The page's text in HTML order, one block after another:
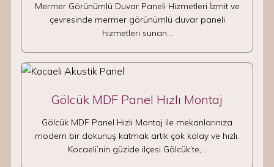
Mermer Görünümlü Duvar Paneli Hizmetleri İzmit ve
çevresinde mermer görünümlü duvar paneli
hizmetleri sunan…
Gölcük MDF Panel Hızlı Montaj
Gölcük MDF Panel Hızlı Montaj ile mekanlarınıza
modern bir dokunuş katmak artık çok kolay ve hızlı.
Kocaeli’nin güzide ilçesi Gölcük’te,…